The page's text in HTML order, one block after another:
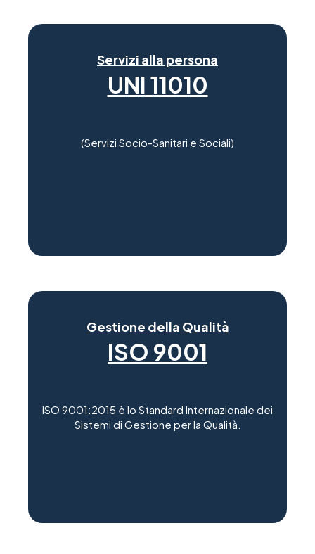
Servizi alla persona
UNI 11010
(Servizi Socio-Sanitari e Sociali)
Gestione della Qualità
ISO 9001
ISO 9001:2015 è lo Standard Internazionale dei
Sistemi di Gestione per la Qualità.